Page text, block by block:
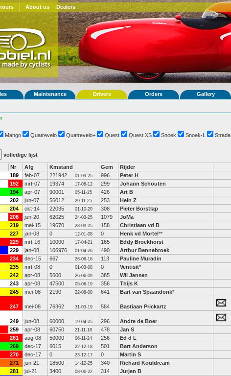
About us Dealers
Maintenance Drivers Orders Gallery
Mango Quatrevelo Quatrevelo+ Quest Quest XS Snoek Snoek-L Strada
volledige lijst
Nr Afg Kmstand Gem Rijder
189 feb-07 221942 01-09-25 996 Peter H
192 mrt-07 19374 17-08-12 299 Johann Schouten
194 apr-07 90001 05-11-25 426 Art B
202 jun-07 56012 29-11-25 253 Hein Z
204 okt-14 22035 01-10-20 308 Pieter Borstlap
208 jun-20 62025 24-03-25 1079 JoMa
219 mei-15 19670 28-09-25 158 Christiaan vd B
227 jan-08 0 12-01-08 0 Henk vd Mortel**
229 mrt-16 10000 17-04-21 165 Eddy Broekhorst
229 jan-08 106976 01-04-26 490 Arthur Bennebroek
234 dec-15 667 26-06-16 113 Pauline Muradin
235 mrt-08 0 01-03-08 0 Ventisit*
242 apr-08 5600 26-06-09 385 Wil Jansen
243 apr-08 47500 05-06-19 356 Thijs K
245 mei-08 2190 22-08-08 641 Bart van Spaandonk*
247 mei-08 76362 31-03-19 584 Bastiaan Prickartz
249 jun-08 60000 19-04-25 296 Andre de Boer
259 apr-08 60750 21-11-18 478 Jan S
261 aug-08 50000 06-11-24 256 Ed d L
269 dec-17 6015 22-12-18 501 Bart Anderson
270 dec-17 0 23-12-17 0 Martin S
271 jun-21 18500 14-12-25 340 Richard Kouldream
281 jul-21 3400 08-06-22 314 Jurjen B